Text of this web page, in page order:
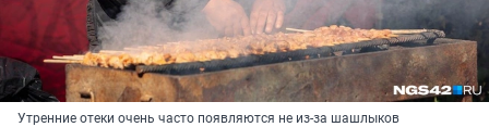
Утренние отеки очень часто появляются не из-за шашлыков